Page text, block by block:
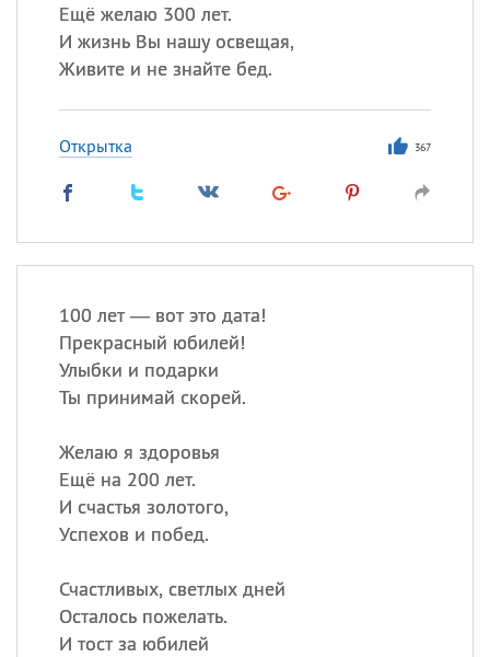
Ещё желаю 300 лет.
И жизнь Вы нашу освещая,
Живите и не знайте бед.
Открытка 367
100 лет — вот это дата!
Прекрасный юбилей!
Улыбки и подарки
Ты принимай скорей.
Желаю я здоровья
Ещё на 200 лет.
И счастья золотого,
Успехов и побед.
Счастливых, светлых дней
Осталось пожелать.
И тост за юбилей